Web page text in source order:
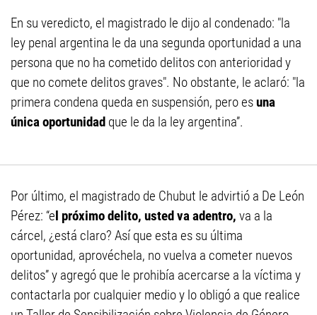
En su veredicto, el magistrado le dijo al condenado: "la
ley penal argentina le da una segunda oportunidad a una
persona que no ha cometido delitos con anterioridad y
que no comete delitos graves". No obstante, le aclaró: "la
primera condena queda en suspensión, pero esuna
única oportunidad que le da la ley argentina”.
Por último, el magistrado de Chubut le advirtió a De León
Pérez: “el próximo delito, usted va adentro, va a la
cárcel, ¿está claro? Así que esta es su última
oportunidad, aprovéchela, no vuelva a cometer nuevos
delitos” y agregó que le prohibía acercarse a la víctima y
contactarla por cualquier medio y lo obligó a que realice